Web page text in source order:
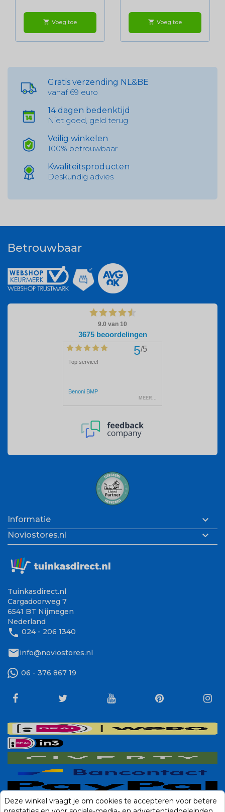
shopping_cart Voeg toe shopping_cart Voeg toe
Gratis verzending NL&BE
vanaf 69 euro
14 dagen bedenktijd
Niet goed, geld terug
Veilig winkelen
100% betrouwbaar
Kwaliteitsproducten
Deskundig advies
Betrouwbaar
Informatie 
Noviostores.nl 
Tuinkasdirect.nl
Cargadoorweg 7
6541 BT Nijmegen
Nederland
phone 024 - 206 1340
mailinfo@noviostores.nl
06 - 376 867 19
Deze winkel vraagt je om cookies te accepteren voor betere